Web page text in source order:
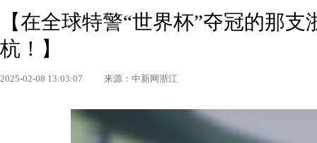
【在全球特警“世界杯”夺冠的那
杭！】
2025-02-08 13:03:07 来源：中新网浙江